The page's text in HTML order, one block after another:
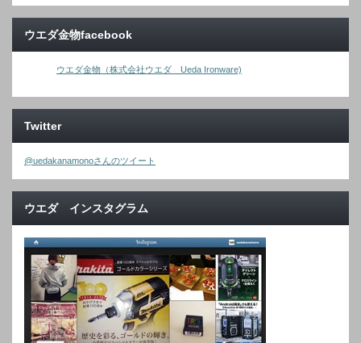
ウエダ金物facebook
ウエダ金物（株式会社ウエダ Ueda Ironware)
Twitter
@uedakanamonoさんのツイート
ウエダ インスタグラム